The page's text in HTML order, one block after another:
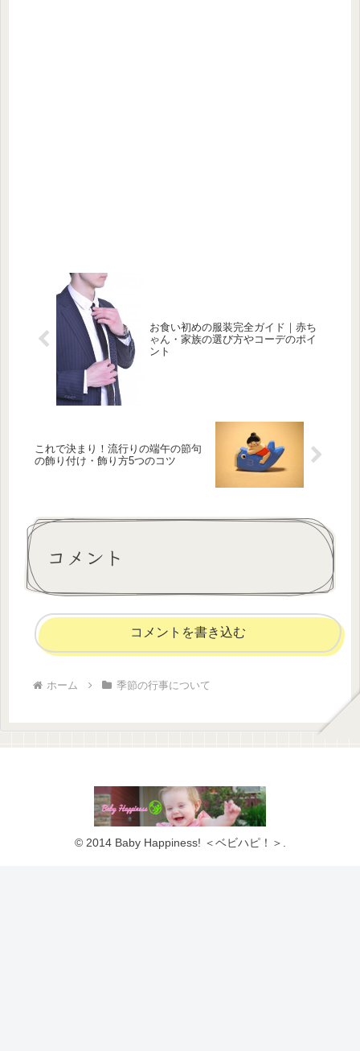
お食い初めの服装完全ガイド｜赤ち
ゃん・家族の選び方やコーデのポイ
ント
これで決まり！流行りの端午の節句
の飾り付け・飾り方5つのコツ
コメント
コメントを書き込む
ホーム 季節の行事について
© 2014 Baby Happiness! ＜ベビハピ！＞.